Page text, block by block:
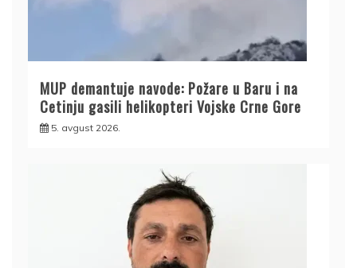
MUP demantuje navode: Požare u Baru i na
Cetinju gasili helikopteri Vojske Crne Gore
5. avgust 2026.